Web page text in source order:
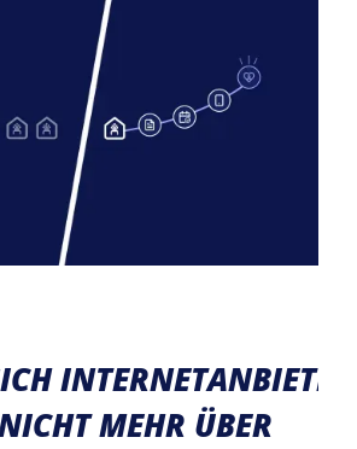
INTERNETANBIETER
MEHR ÜBER